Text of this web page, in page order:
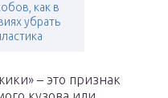
как в
убрать
– это признак